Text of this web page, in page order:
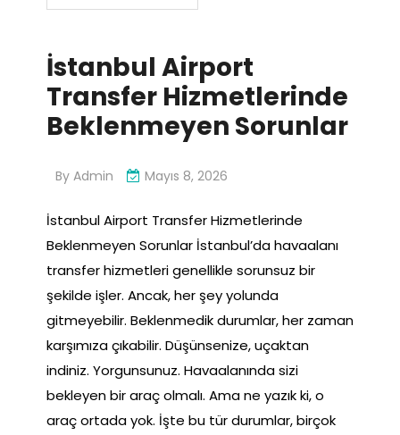
İstanbul Airport
Transfer Hizmetlerinde
Beklenmeyen Sorunlar
By Admin Mayıs 8, 2026
İstanbul Airport Transfer Hizmetlerinde
Beklenmeyen Sorunlar İstanbul’da havaalanı
transfer hizmetleri genellikle sorunsuz bir
şekilde işler. Ancak, her şey yolunda
gitmeyebilir. Beklenmedik durumlar, her zaman
karşımıza çıkabilir. Düşünsenize, uçaktan
indiniz. Yorgunsunuz. Havaalanında sizi
bekleyen bir araç olmalı. Ama ne yazık ki, o
araç ortada yok. İşte bu tür durumlar, birçok